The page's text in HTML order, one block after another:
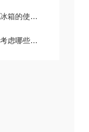
使用建议
哪些因素